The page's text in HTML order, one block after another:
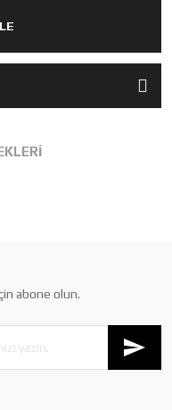
abone olun.